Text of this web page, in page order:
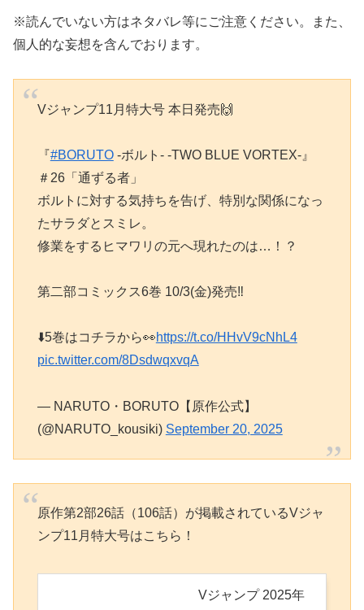
※読んでいない方はネタバレ等にご注意ください。また、
個人的な妄想を含んでおります。
Vジャンプ11月特大号 本日発売🙌
『#BORUTO-ボルト- -TWO BLUE VORTEX-』
＃26「通ずる者」
ボルトに対する気持ちを告げ、特別な関係になっ
たサラダとスミレ。
修業をするヒマワリの元へ現れたのは…！？
第二部コミックス6巻 10/3(金)発売‼️
⬇️5巻はコチラから👀https://t.co/HHvV9cNhL4
pic.twitter.com/8DsdwqxvqA
— NARUTO・BORUTO【原作公式】
(@NARUTO_kousiki) September 20, 2025
原作第2部26話（106話）が掲載されているVジャ
ンプ11月特大号はこちら！
Vジャンプ 2025年